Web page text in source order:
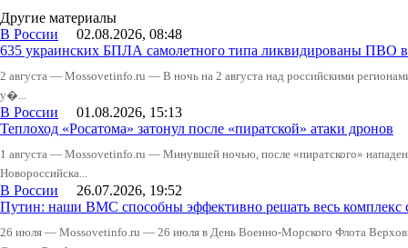
Другие материалы
В России 02.08.2026, 08:48
635 украинских БПЛА самолетного типа ликвидированы ПВО
2 августа — Mossovetinfo.ru — В ночь на 2 августа над российскими
у�...
В России 01.08.2026, 15:13
Теплоход «Росатома» затонул после «пиратской» атаки дронов
1 августа — Mossovetinfo.ru — Минувшей ночью, после «пиратского»
Новороссийска...
В России 26.07.2026, 19:52
Путин: наши ВМС способны эффективно решать весь комплекс
26 июля — Mossovetinfo.ru — 26 июля в День Военно-Морского Флота